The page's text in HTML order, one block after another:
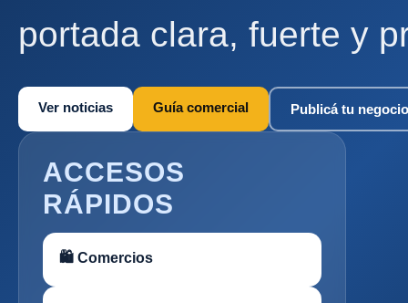
portada clara, fuerte y
Ver noticias Guía comercial Publicá tu negocio
ACCESOS
RÁPIDOS
🛍 Comercios